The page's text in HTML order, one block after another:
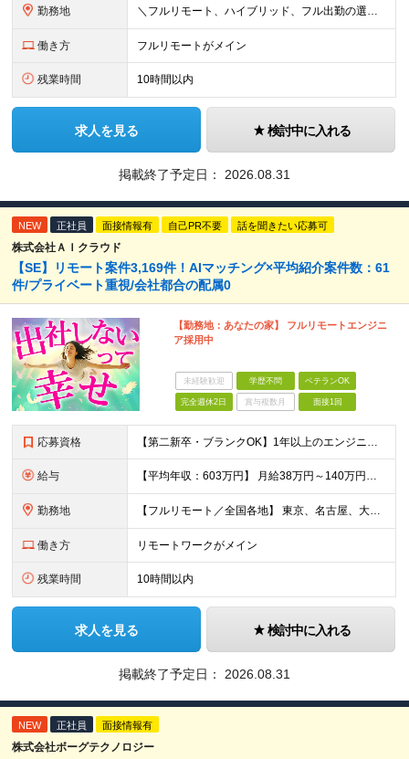
勤務地 ＼フルリモート、ハイブリッド、フル出勤の選択可＆帰社日なし／ 【下記エリアを中心とするクライアント先または自宅にて勤務】 ■首都圏：東京・埼玉・千葉・神奈川 ■関西：大阪・兵庫・京都・滋賀・奈良・和
働き方 フルリモートがメイン
残業時間 10時間以内
求人を見る 検討中に入れる
掲載終了予定日： 2026.08.31
NEW 正社員 面接情報有 自己PR不要 話を聞きたい応募可
株式会社ＡＩクラウド
【SE】リモート案件3,169件！AIマッチング×平均紹介案件数：61
件/プライベート重視/会社都合の配属0
【勤務地：あなたの家】 フルリモートエンジニ
ア採用中
未経験歓迎 学歴不問 ベテランOK
完全週休2日 賞与複数月 面接1回
応募資格 【第二新卒・ブランクOK】1年以上のエンジニア経験がある方(開発・インフラ・工程・言語一切不問） 文理・学歴不問 【歓迎条件】 ◆AI・クラウド案件に参画したい方 ◆下流工程から上流工程へステップア
給与 【平均年収：603万円】 月給38万円～140万円＋諸手当（経験者） 【平均年収603万円】 ※案件の契約内容や昇給額などはすべて開示します。 ※経験や能力を考慮し決定します。 ※月給には固定残業
勤務地 【フルリモート／全国各地】 東京、名古屋、大阪、福岡を中心とした全国のプロジェクトにアサイン。 ※プロジェクトは完全選択制です。 ※フルリモート、ハイブリッド型、常駐案件から自由に選択可能です。 ※転
働き方 リモートワークがメイン
残業時間 10時間以内
求人を見る 検討中に入れる
掲載終了予定日： 2026.08.31
NEW 正社員 面接情報有
株式会社ボーグテクノロジー